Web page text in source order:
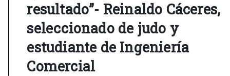
resultado”- Reinaldo Cáceres,
seleccionado de judo y
estudiante de Ingeniería
Comercial